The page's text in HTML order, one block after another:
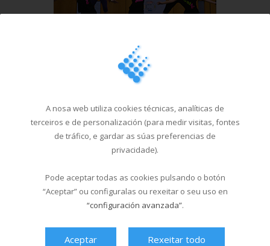
A nosa web utiliza cookies técnicas, analíticas de
terceiros e de personalización (para medir visitas, fontes
de tráfico, e gardar as súas preferencias de
privacidade).
Pode aceptar todas as cookies pulsando o botón
“Aceptar” ou configuralas ou rexeitar o seu uso en
“configuración avanzada”.
Aceptar Rexeitar todo